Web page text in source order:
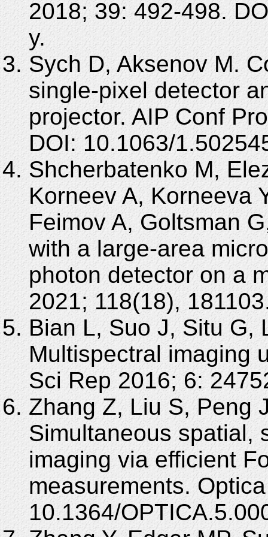
2018; 39: 492-498.
y.
Sych D, Aksenov M.
single-pixel detector
projector. AIP Conf
DOI: 10.1063/
Shcherbatenko M,
Korneev A, Korneeva
Feimov A, Goltsman
with a large-area
photon detector on a
2021; 118(18),
Bian L, Suo J, Situ G,
Multispectral imaging
Sci Rep 2016; 6:
Zhang Z, Liu S, Peng
Simultaneous spatial,
imaging via efficient
measurements.
10.1364/